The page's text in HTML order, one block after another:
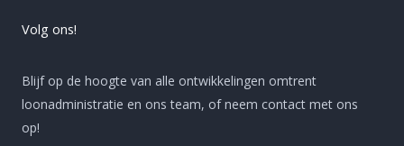
Volg ons!
Blijf op de hoogte van alle ontwikkelingen omtrent
loonadministratie en ons team, of neem contact met ons
op!